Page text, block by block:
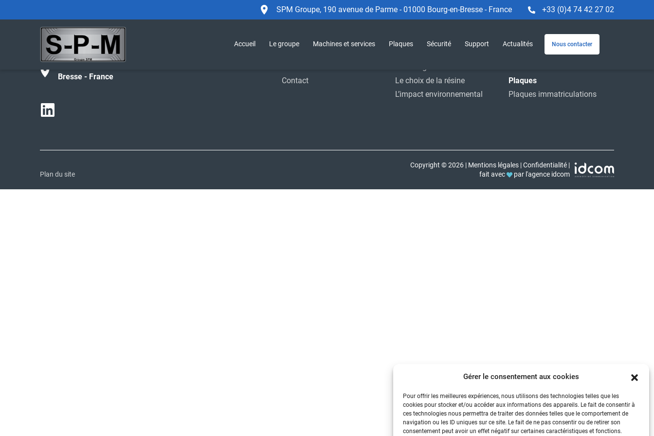
Gérer le consentement aux cookies
Pour offrir les meilleures expériences, nous utilisons des technologies telles que les
cookies pour stocker et/ou accéder aux informations des appareils. Le fait de consentir à
ces technologies nous permettra de traiter des données telles que le comportement de
navigation ou les ID uniques sur ce site. Le fait de ne pas consentir ou de retirer son
consentement peut avoir un effet négatif sur certaines caractéristiques et fonctions.
SPM Groupe, 190 avenue de Parme - 01000 Bourg-en-Bresse - France +33 (0)4 74 42 27 02
Accueil Le groupe Machines et services Plaques Sécurité Support Actualités Nous contacter
Tél :+33 (0)4 74 42 27 02
contact@spm-groupe.com
190 avenue de Parme - 01000 Bourg-en-
Bresse - France
Contact
SPM Groupe
Le choix de la résine
L’impact environnemental
Machines
Plaques
Plaques immatriculations
Plan du site
Copyright © 2026 | Mentions légales |Confidentialité |
fait avec
par l'agence idcom